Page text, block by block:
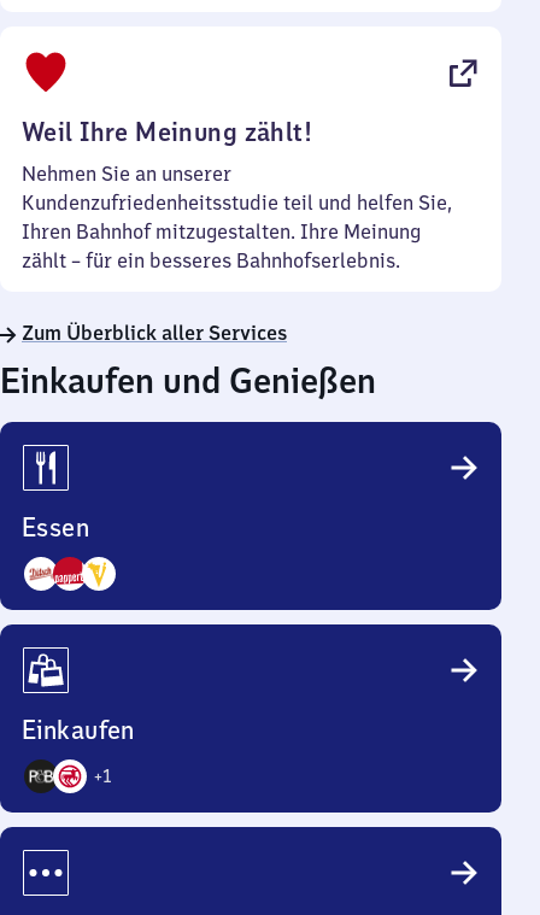
Weil Ihre Meinung zählt!
Nehmen Sie an unserer
Kundenzufriedenheitsstudie teil und helfen Sie,
Ihren Bahnhof mitzugestalten. Ihre Meinung
zählt – für ein besseres Bahnhofserlebnis.
Zum Überblick aller Services
Einkaufen und Genießen
Essen
3
Einkaufen
+1
3